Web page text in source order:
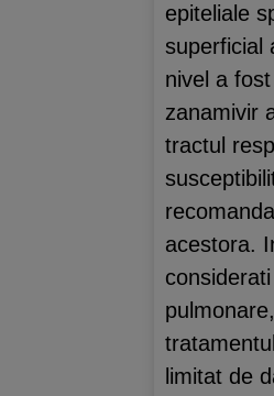
epiteliale
superficial
nivel a
zanamivir
tractul
acestora.
limitat de